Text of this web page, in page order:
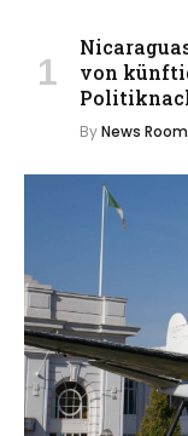
von
ByNews Room